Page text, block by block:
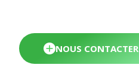
NOUS CONTACTER